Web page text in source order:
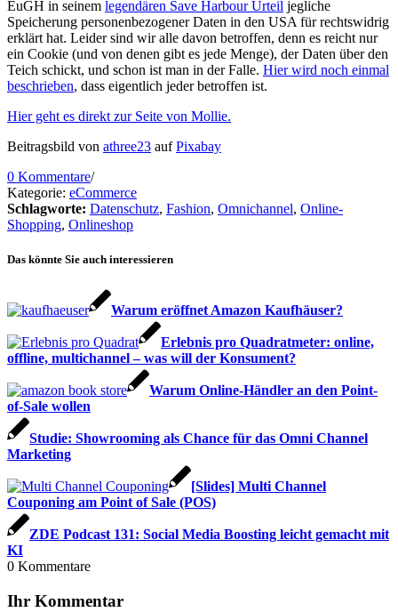
EuGH in seinem legendären Save Harbour Urteil jegliche
Speicherung personenbezogener Daten in den USA für rechtswidrig
erklärt hat. Leider sind wir alle davon betroffen, denn es reicht nur
ein Cookie (und von denen gibt es jede Menge), der Daten über den
Teich schickt, und schon ist man in der Falle. Hier wird noch einmal
beschrieben, dass eigentlich jeder betroffen ist.
Hier geht es direkt zur Seite von Mollie.
Beitragsbild von athree23 aufPixabay
0 Kommentare/
Kategorie: eCommerce
Schlagworte: Datenschutz, Fashion, Omnichannel, Online-
Shopping, Onlineshop
Das könnte Sie auch interessieren
Warum eröffnet Amazon Kaufhäuser?
Erlebnis pro Quadratmeter: online,
offline, multichannel – was will der Konsument?
Warum Online-Händler an den Point-
of-Sale wollen
Studie: Showrooming als Chance für das Omni Channel
Marketing
[Slides] Multi Channel
Couponing am Point of Sale (POS)
ZDE Podcast 131: Social Media Boosting leicht gemacht mit
KI
0 Kommentare
Ihr Kommentar